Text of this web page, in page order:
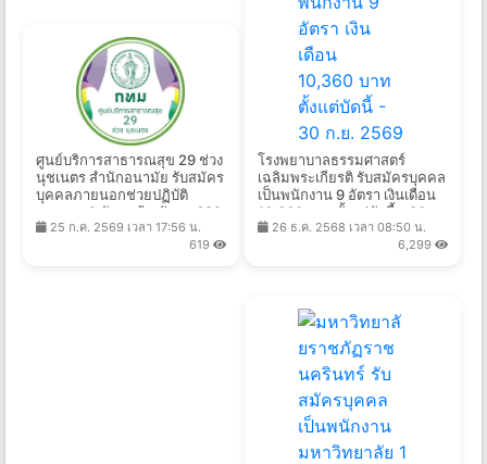
ศูนย์บริการสาธารณสุข 29 ช่วง
นุชเนตร สำนักอนามัย รับสมัคร
บุคคลภายนอกช่วยปฏิบัติ
ราชการ 2 อัตรา จ้างวันละ 682
-825 บาท ตั้งแต่วันที่ 21 ก.ค. -
25 ก.ค. 2569 เวลา 17:56 น.
619
โรงพยาบาลธรรมศาสตร์
เฉลิมพระเกียรติ รับสมัครบุคคล
เป็นพนักงาน 9 อัตรา เงินเดือน
10,360 บาท ตั้งแต่บัดนี้ - 30
ก.ย. 2569
26 ธ.ค. 2568 เวลา 08:50 น.
6,299